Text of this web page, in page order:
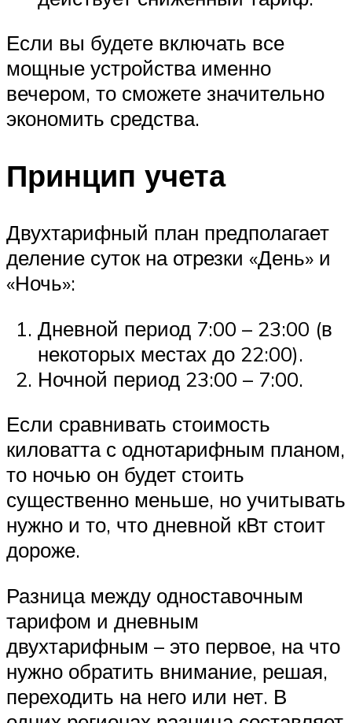
Если вы будете включать все
мощные устройства именно
вечером, то сможете значительно
экономить средства.
Принцип учета
Двухтарифный план предполагает
деление суток на отрезки «День» и
«Ночь»:
Дневной период 7:00 – 23:00 (в
некоторых местах до 22:00).
Ночной период 23:00 – 7:00.
Если сравнивать стоимость
киловатта с однотарифным планом,
то ночью он будет стоить
существенно меньше, но учитывать
нужно и то, что дневной кВт стоит
дороже.
Разница между одноставочным
тарифом и дневным
двухтарифным – это первое, на что
нужно обратить внимание, решая,
переходить на него или нет. В